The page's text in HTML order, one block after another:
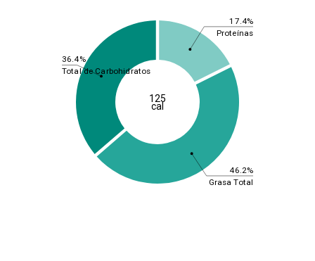
17.4%
46.2%
36.4%
Proteínas
Grasa Total
Total de Carbohidratos
125
cal